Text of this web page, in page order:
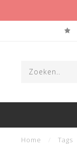
Home Tags